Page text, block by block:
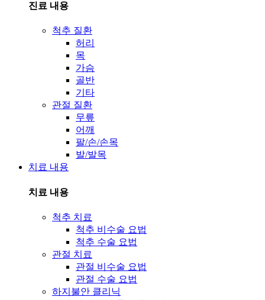
진료 내용
척추 질환
허리
목
가슴
골반
기타
관절 질환
무릎
어깨
팔/손/손목
발/발목
치료 내용
치료 내용
척추 치료
척추 비수술 요법
척추 수술 요법
관절 치료
관절 비수술 요법
관절 수술 요법
하지불안 클리닉